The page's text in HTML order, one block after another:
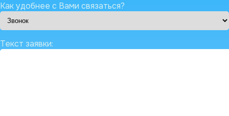
Как удобнее с Вами связаться?
Текст заявки: